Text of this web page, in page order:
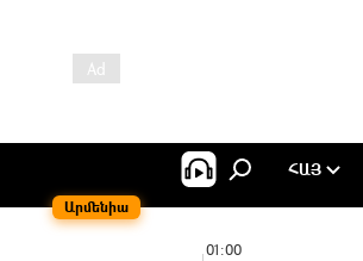
Արմենիա
ՀԱՅ
01:00